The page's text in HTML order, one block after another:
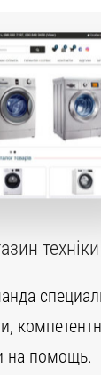
на помощь.